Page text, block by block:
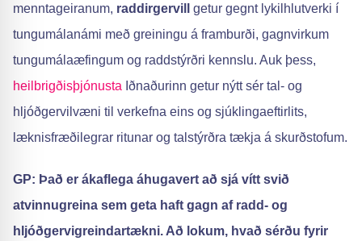
menntageiranum, raddirgervill getur gegnt lykilhlutverki í
tungumálanámi með greiningu á framburði, gagnvirkum
tungumálaæfingum og raddstýrðri kennslu. Auk þess,
heilbrigðisþjónusta Iðnaðurinn getur nýtt sér tal- og
hljóðgervilvæni til verkefna eins og sjúklingaeftirlits,
læknisfræðilegrar ritunar og talstýrðra tækja á skurðstofum.
GP: Það er ákaflega áhugavert að sjá vítt svið
atvinnugreina sem geta haft gagn af radd- og
hljóðgervigreindartækni. Að lokum, hvað sérðu fyrir